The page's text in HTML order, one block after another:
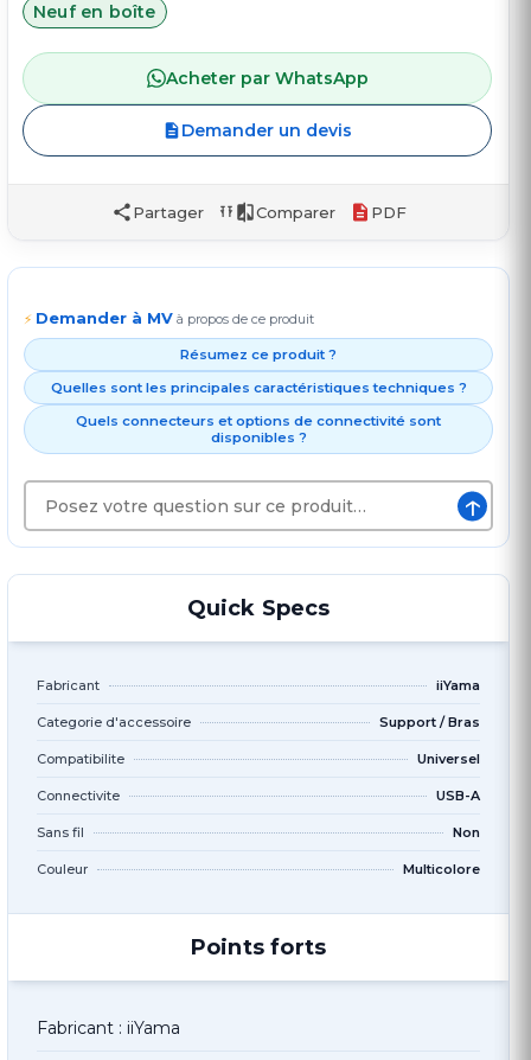
Neuf en boîte
Acheter par WhatsApp
Demander un devis
Partager Comparer PDF
⚡ Demander à MV à propos de ce produit
Résumez ce produit ?
Quelles sont les principales caractéristiques techniques ?
Quels connecteurs et options de connectivité sont
disponibles ?
↑
Quick Specs
Fabricant iiYama
Categorie d'accessoire Support / Bras
Compatibilite Universel
Connectivite USB-A
Sans fil Non
Couleur Multicolore
Points forts
Fabricant : iiYama